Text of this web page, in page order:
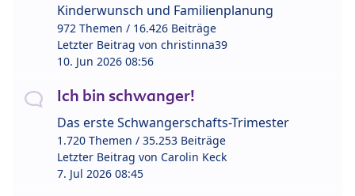
Kinderwunsch und Familienplanung
972 Themen / 16.426 Beiträge
Letzter Beitrag von christinna39
10. Jun 2026 08:56
Ich bin schwanger!
Das erste Schwangerschafts-Trimester
1.720 Themen / 35.253 Beiträge
Letzter Beitrag von Carolin Keck
7. Jul 2026 08:45